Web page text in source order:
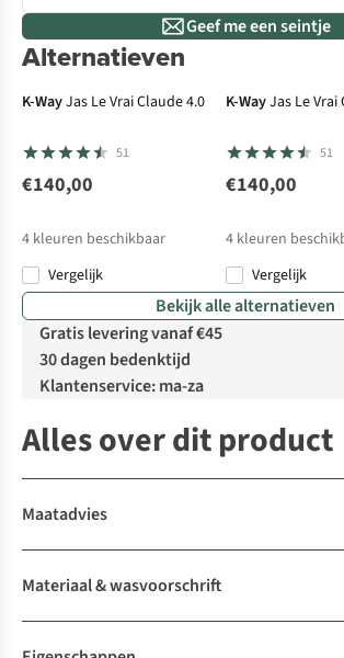
Geef me een seintje
Alternatieven
K-WayJas Le Vrai Claude 4.0
51
€140,00
4 kleuren beschikbaar
Vergelijk
K-WayJas Le Vrai
51
€140,00
4 kleuren
Vergelijk
Bekijk alle alternatieven
Gratis levering vanaf €45
30 dagen bedenktijd
Klantenservice: ma-za
Alles over dit product
Maatadvies
Materiaal & wasvoorschrift